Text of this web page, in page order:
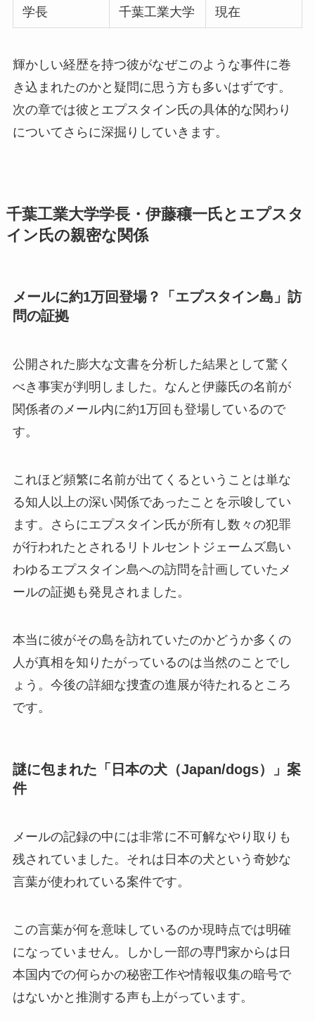
学長 千葉工業大学 現在
輝かしい経歴を持つ彼がなぜこのような事件に巻
き込まれたのかと疑問に思う方も多いはずです。
次の章では彼とエプスタイン氏の具体的な関わり
についてさらに深掘りしていきます。
千葉工業大学学長・伊藤穰一氏とエプスタ
イン氏の親密な関係
メールに約1万回登場？「エプスタイン島」訪
問の証拠
公開された膨大な文書を分析した結果として驚く
べき事実が判明しました。なんと伊藤氏の名前が
関係者のメール内に約1万回も登場しているので
す。
これほど頻繁に名前が出てくるということは単な
る知人以上の深い関係であったことを示唆してい
ます。さらにエプスタイン氏が所有し数々の犯罪
が行われたとされるリトルセントジェームズ島い
わゆるエプスタイン島への訪問を計画していたメ
ールの証拠も発見されました。
本当に彼がその島を訪れていたのかどうか多くの
人が真相を知りたがっているのは当然のことでし
ょう。今後の詳細な捜査の進展が待たれるところ
です。
謎に包まれた「日本の犬（Japan/dogs）」案
件
メールの記録の中には非常に不可解なやり取りも
残されていました。それは日本の犬という奇妙な
言葉が使われている案件です。
この言葉が何を意味しているのか現時点では明確
になっていません。しかし一部の専門家からは日
本国内での何らかの秘密工作や情報収集の暗号で
はないかと推測する声も上がっています。